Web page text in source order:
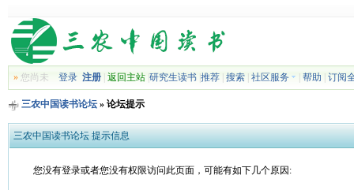
»您尚未 登录 注册| 返回主站| 研究生读书| 推荐| 搜索| 社区服务 帮助 订阅
三农中国读书论坛» 论坛提示
三农中国读书论坛 提示信息
您没有登录或者您没有权限访问此页面，可能有如下几个原因: